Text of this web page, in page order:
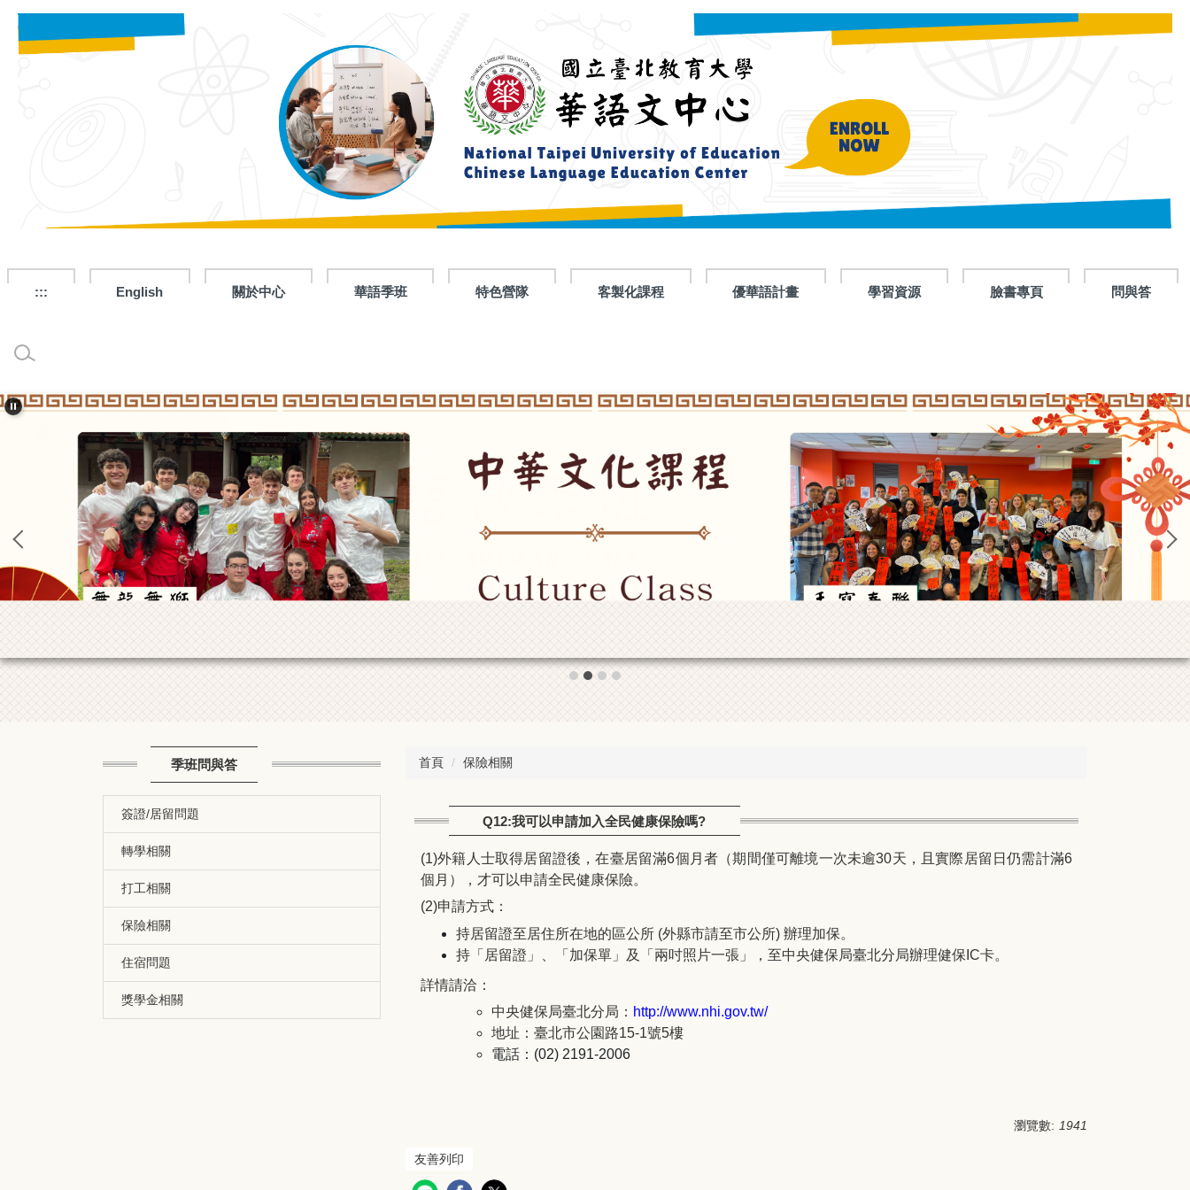
跳
到
主
::: English 關於中心 華語季班 特色營隊 客製化課程 優華語計畫 學習資源 臉書專頁 問與答
季班問與答
簽證/居留問題
轉學相關
打工相關
保險相關
住宿問題
獎學金相關
首頁 保險相關
Q12:我可以申請加入全民健康保險嗎?
(1)外籍人士取得居留證後，在臺居留滿6個月者（期間僅可離境一次未逾30天，且實際居留日仍需計滿6
個月），才可以申請全民健康保險。
(2)申請方式：
持居留證至居住所在地的區公所 (外縣市請至市公所) 辦理加保。
持「居留證」、「加保單」及「兩吋照片一張」，至中央健保局臺北分局辦理健保 IC卡。
詳情請洽：
中央健保局臺北分局： http://www.nhi.gov.tw/
地址：臺北市公園路15-1號5樓
電話： (02) 2191-2006
瀏覽數: 1941
友善列印